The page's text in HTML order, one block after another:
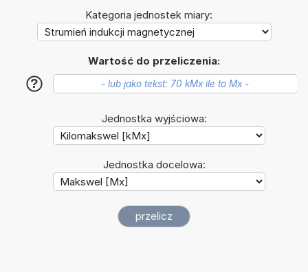
Kategoria jednostek miary:
Wartość do przeliczenia:
?
Jednostka wyjściowa:
Jednostka docelowa: